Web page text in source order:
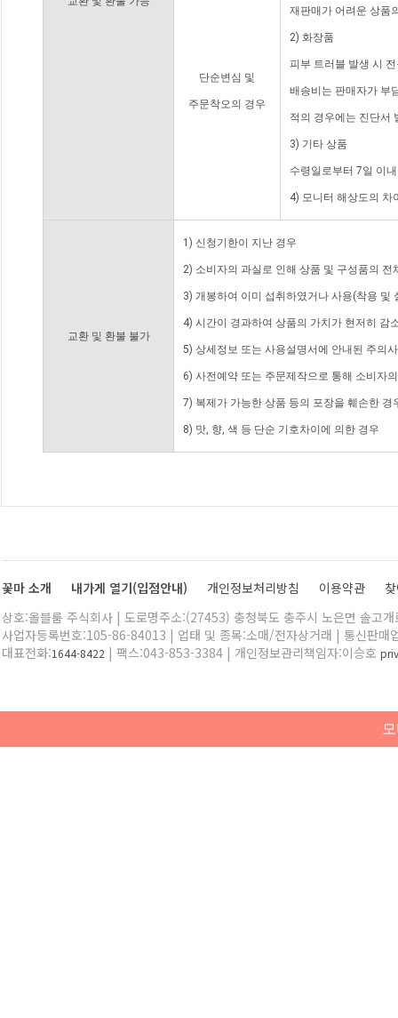
단순변심 및
주문착오의 경우
재판매가 어려운 상품
2) 화장품
피부 트러블 발생 시
배송비는 판매자가 부
적의 경우에는 진단서
3) 기타 상품
수령일로부터 7일 이
4) 모니터 해상도의 차
교환 및 환불 불가
1) 신청기한이 지난 경우
2) 소비자의 과실로 인해 상품 및 구성품의
3) 개봉하여 이미 섭취하였거나 사용(착용 및
4) 시간이 경과하여 상품의 가치가 현저히 감
5) 상세정보 또는 사용설명서에 안내된 주의
6) 사전예약 또는 주문제작으로 통해 소비자
7) 복제가 가능한 상품 등의 포장을 훼손한 경
8) 맛, 향, 색 등 단순 기호차이에 의한 경우
꽃마 소개 내가게 열기(입점안내) 개인정보처리방침 이용약관
상호:올블룸 주식회사 | 도로명주소:(27453) 충청북도 충주시 노은면 솔고
사업자등록번호:105-86-84013 | 업태 및 종목:소매/전자상거래 | 통신판매
대표전화:1644-8422 | 팩스:043-853-3384 | 개인정보관리책임자:이승호